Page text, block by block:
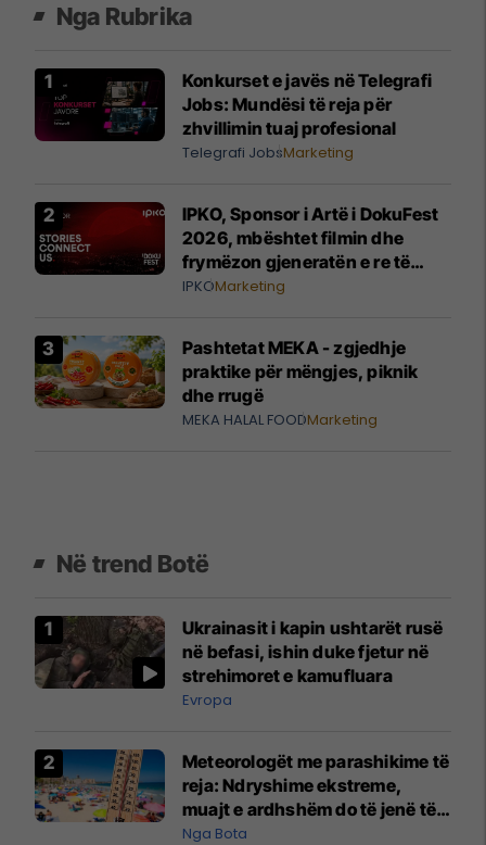
Nga Rubrika
Konkurset e javës në Telegrafi
Jobs: Mundësi të reja për
zhvillimin tuaj profesional
Telegrafi JobsMarketing
IPKO, Sponsor i Artë i DokuFest
2026, mbështet filmin dhe
frymëzon gjeneratën e re të
krijuesve
IPKOMarketing
Pashtetat MEKA - zgjedhje
praktike për mëngjes, piknik
dhe rrugë
MEKA HALAL FOODMarketing
Në trend Botë
Ukrainasit i kapin ushtarët rusë
në befasi, ishin duke fjetur në
strehimoret e kamufluara
Evropa
Meteorologët me parashikime të
reja: Ndryshime ekstreme,
muajt e ardhshëm do të jenë të
pazakontë
Nga Bota